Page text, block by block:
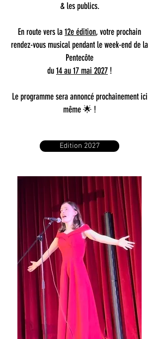
& les publics.
En route vers la12e édition, votre prochain
rendez-vous musical pendant le week-end de la
Pentecôte
du14 au 17 mai 2027 !
Le programme sera annoncé prochainement ici
même 🌟 !
Edition 2027